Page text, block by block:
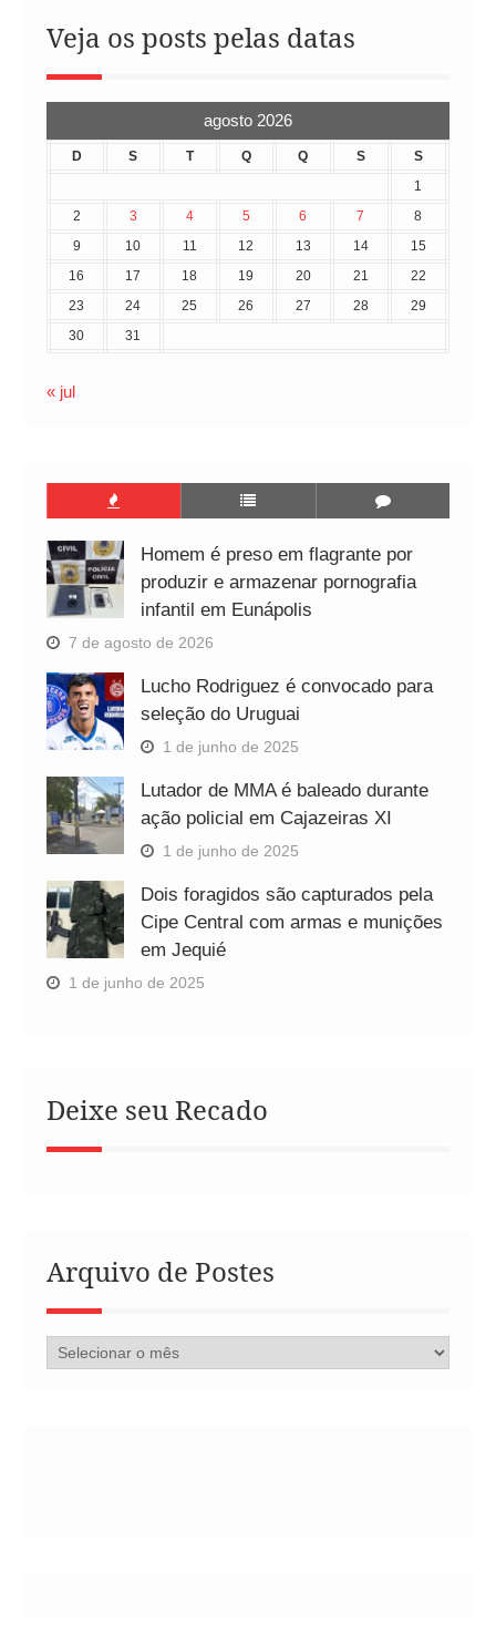
Veja os posts pelas datas
agosto 2026
D S T Q Q S
S
1
2
3 4 5 6 7
8
9
10 11 12 13 14
15
16
17 18 19 20 21
22
23
24 25 26 27 28
29
30
31
« jul
Homem é preso em flagrante por
produzir e armazenar pornografia
infantil em Eunápolis
7 de agosto de 2026
Lucho Rodriguez é convocado para
seleção do Uruguai
1 de junho de 2025
Lutador de MMA é baleado durante
ação policial em Cajazeiras XI
1 de junho de 2025
Dois foragidos são capturados pela
Cipe Central com armas e munições
em Jequié
1 de junho de 2025
Deixe seu Recado
Arquivo de Postes
Arquivo
de